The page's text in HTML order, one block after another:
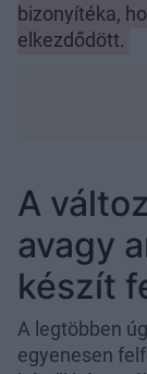
bizonyítéka,
elkezdődött.
A
avagy
készít
A legtöbben
egyenesen